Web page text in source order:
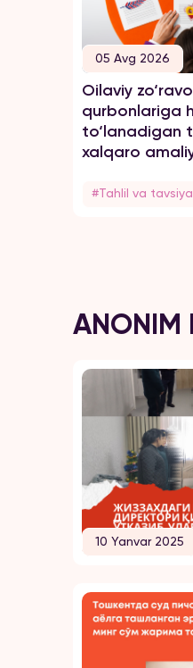
05 Avg 2026
Oilaviy
qurbonlariga
to‘lanadigan
xalqaro
#Tahlil va
ANONIM
10 Yanvar 2025